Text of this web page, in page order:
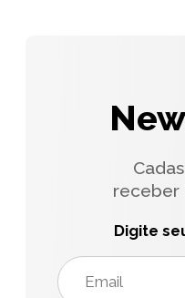
receber
Digite